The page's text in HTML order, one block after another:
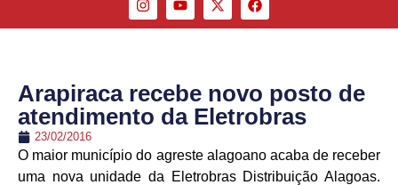
Arapiraca recebe novo posto de
atendimento da Eletrobras
23/02/2016
O maior município do agreste alagoano acaba de receber
uma nova unidade da Eletrobras Distribuição Alagoas.